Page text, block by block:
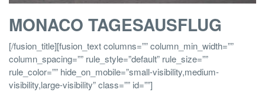
MONACO TAGESAUSFLUG
[/fusion_title][fusion_text columns=”” column_min_width=””
column_spacing=”” rule_style=”default” rule_size=””
rule_color=”” hide_on_mobile=”small-visibility,medium-
visibility,large-visibility” class=”” id=””]